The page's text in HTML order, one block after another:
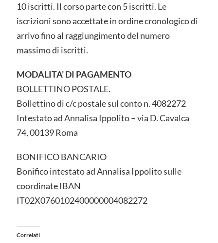
10 iscritti. Il corso parte con 5 iscritti. Le
iscrizioni sono accettate in ordine cronologico di
arrivo fino al raggiungimento del numero
massimo di iscritti.
MODALITA’ DI PAGAMENTO
BOLLETTINO POSTALE.
Bollettino di c/c postale sul conto n. 4082272
Intestato ad Annalisa Ippolito – via D. Cavalca
74, 00139 Roma
BONIFICO BANCARIO
Bonifico intestato ad Annalisa Ippolito sulle
coordinate IBAN
IT02X0760102400000004082272
Correlati